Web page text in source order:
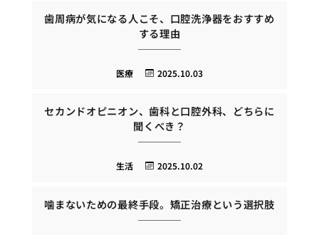
歯周病が気になる人こそ、口腔洗浄器をおすすめ
する理由
2025.10.03
医療
セカンドオピニオン、歯科と口腔外科、どちらに
聞くべき？
2025.10.02
生活
噛まないための最終手段。矯正治療という選択肢